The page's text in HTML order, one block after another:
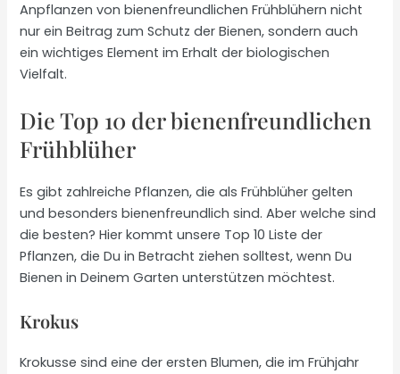
Anpflanzen von bienenfreundlichen Frühblühern nicht
nur ein Beitrag zum Schutz der Bienen, sondern auch
ein wichtiges Element im Erhalt der biologischen
Vielfalt.
Die Top 10 der bienenfreundlichen
Frühblüher
Es gibt zahlreiche Pflanzen, die als Frühblüher gelten
und besonders bienenfreundlich sind. Aber welche sind
die besten? Hier kommt unsere Top 10 Liste der
Pflanzen, die Du in Betracht ziehen solltest, wenn Du
Bienen in Deinem Garten unterstützen möchtest.
Krokus
Krokusse sind eine der ersten Blumen, die im Frühjahr